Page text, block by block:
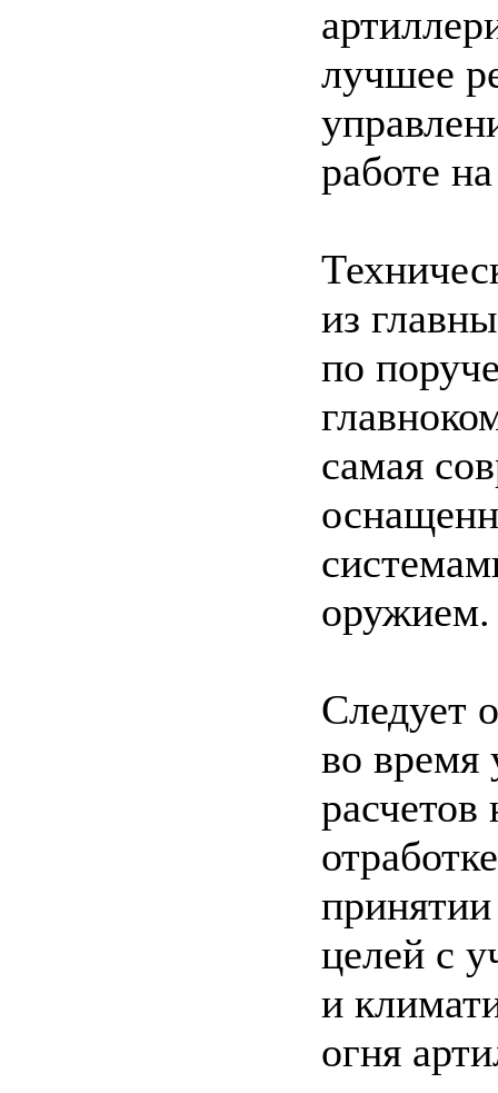
лучшее
работе
из
по
самая
оружием.
Следует
во время
расчетов
целей с
и
огня